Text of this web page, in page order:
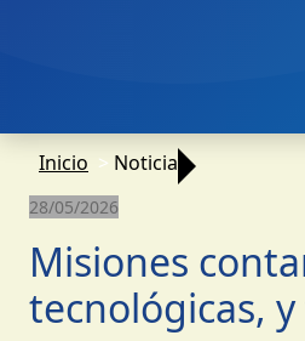
Inicio Noticia
28/05/2026
Misiones
tecnológicas,